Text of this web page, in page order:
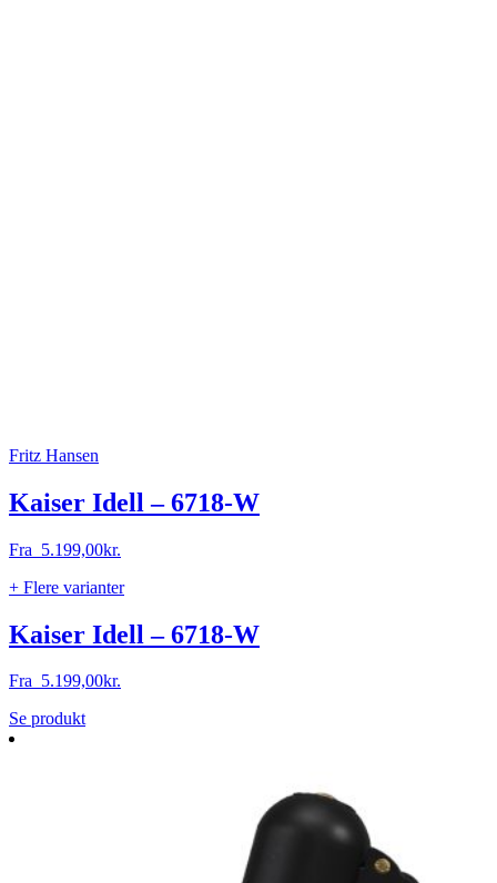
Fritz Hansen
Kaiser Idell – 6718-W
Fra 5.199,00kr.
+ Flere varianter
Kaiser Idell – 6718-W
Fra 5.199,00kr.
Se produktDette